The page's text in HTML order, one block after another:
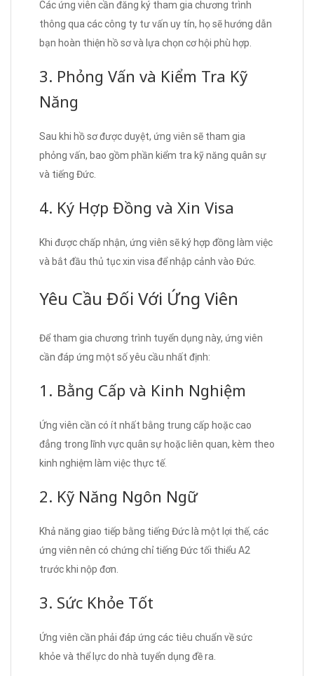
Các ứng viên cần đăng ký tham gia chương trình
thông qua các công ty tư vấn uy tín, họ sẽ hướng dẫn
bạn hoàn thiện hồ sơ và lựa chọn cơ hội phù hợp.
3. Phỏng Vấn và Kiểm Tra Kỹ
Năng
Sau khi hồ sơ được duyệt, ứng viên sẽ tham gia
phỏng vấn, bao gồm phần kiểm tra kỹ năng quân sự
và tiếng Đức.
4. Ký Hợp Đồng và Xin Visa
Khi được chấp nhận, ứng viên sẽ ký hợp đồng làm việc
và bắt đầu thủ tục xin visa để nhập cảnh vào Đức.
Yêu Cầu Đối Với Ứng Viên
Để tham gia chương trình tuyển dụng này, ứng viên
cần đáp ứng một số yêu cầu nhất định:
1. Bằng Cấp và Kinh Nghiệm
Ứng viên cần có ít nhất bằng trung cấp hoặc cao
đẳng trong lĩnh vực quân sự hoặc liên quan, kèm theo
kinh nghiệm làm việc thực tế.
2. Kỹ Năng Ngôn Ngữ
Khả năng giao tiếp bằng tiếng Đức là một lợi thế, các
ứng viên nên có chứng chỉ tiếng Đức tối thiểu A2
trước khi nộp đơn.
3. Sức Khỏe Tốt
Ứng viên cần phải đáp ứng các tiêu chuẩn về sức
khỏe và thể lực do nhà tuyển dụng đề ra.